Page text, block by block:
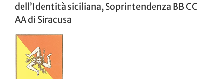
dell’Identità siciliana, Soprintendenza BB CC
AA di Siracusa